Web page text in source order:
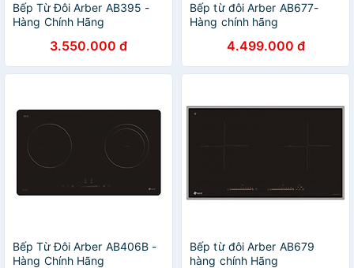
Bếp Từ Đôi Arber AB395 -
Hàng Chính Hãng
3.550.000 đ
Bếp từ đôi Arber AB677-
Hàng chính hãng
4.499.000 đ
Bếp Từ Đôi Arber AB406B -
Hàng Chính Hãng
Bếp từ đôi Arber AB679
hàng chính Hãng